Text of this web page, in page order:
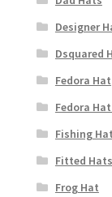
Designer
Dsquared
Fedora Hat
Fedora
Fishing Hat
Fitted Hats
Frog Hat